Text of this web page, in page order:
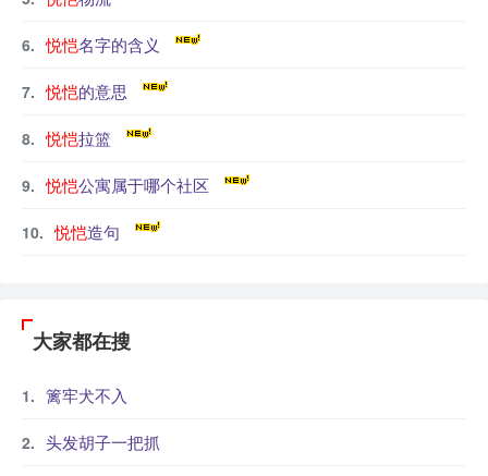
悦恺名字的含义
悦恺的意思
悦恺拉篮
悦恺公寓属于哪个社区
悦恺造句
大家都在搜
篱牢犬不入
头发胡子一把抓